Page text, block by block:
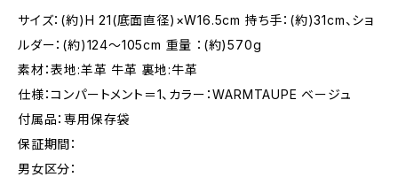
サイズ：(約)H 21(底面直径)×W16.5cm 持ち手：(約)31cm、ショ
ルダー：(約)124〜105cm 重量 ：(約)570g
素材：表地:羊革 牛革 裏地:牛革
仕様：コンパートメント＝1、カラー：WARMTAUPE ベージュ
付属品：専用保存袋
保証期間：
男女区分：